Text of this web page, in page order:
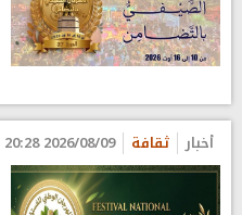
أخبار ثقافة 2026/08/09 20:28